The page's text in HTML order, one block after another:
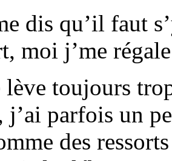
dis qu’il faut
moi j’me
toujours
parfois un
des